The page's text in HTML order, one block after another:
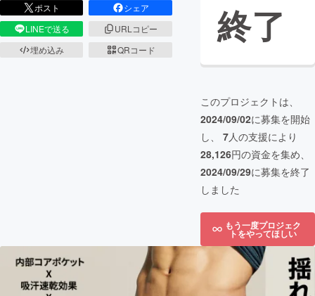
ポスト
シェア
LINEで送る
URLコピー
埋め込み
QRコード
終了
このプロジェクトは、
2024/09/02に募集を開始
し、 7人の支援により
28,126円の資金を集め、
2024/09/29に募集を終了
しました
もう一度プロジェク
トをやってほしい